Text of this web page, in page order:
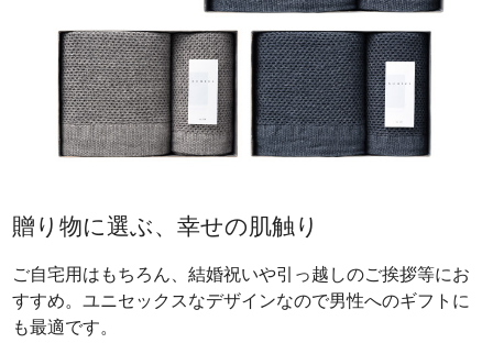
贈り物に選ぶ、幸せの肌触り
ご自宅用はもちろん、結婚祝いや引っ越しのご挨拶等にお
すすめ。ユニセックスなデザインなので男性へのギフトに
も最適です。